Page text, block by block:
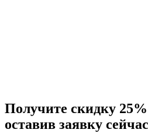
Получите скидку 25%
оставив заявку